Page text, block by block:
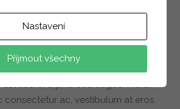
Bridge
ac facilisis in, egestas eget
elit libero, a pharetra augue. Morbi
consectetur ac, vestibulum at eros.
Nastavení
Přijmout všechny